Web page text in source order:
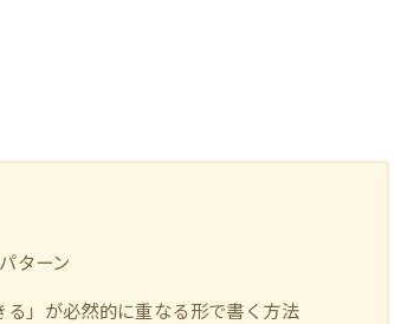
ターン
」が必然的に重なる形で書く方法